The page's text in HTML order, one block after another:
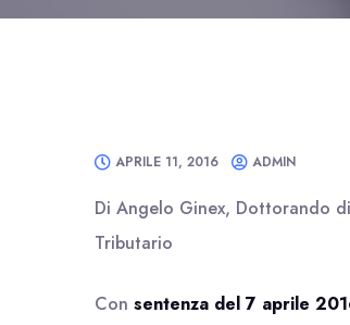
APRILE 11, 2016 ADMIN
Di Angelo Ginex, Dottorando
Tributario
Con sentenza del 7 aprile